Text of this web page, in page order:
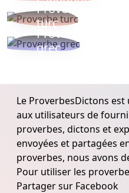
Proverbe
turc
Proverbe
grec
Le ProverbesDictons
aux utilisateurs de
proverbes, dictons et
envoyées et partagées
proverbes, nous avons
Pour utiliser les
Partager sur Facebook